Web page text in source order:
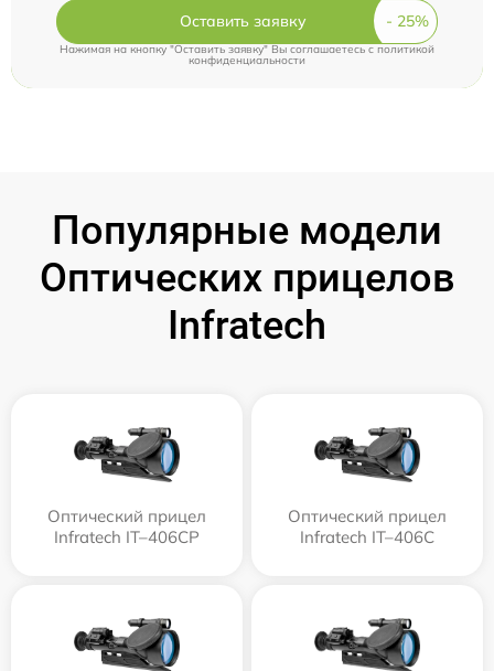
Оставить заявку
Нажимая на кнопку "Оставить заявку" Вы соглашаетесь cполитикой
конфиденциальности
Популярные модели
Оптических прицелов
Infratech
Оптический прицел
Infratech IT–406СP
Оптический прицел
Infratech IT–406С